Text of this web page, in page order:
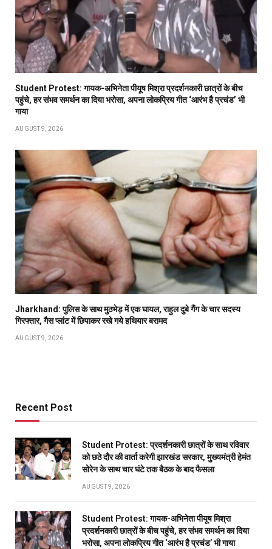
Student Protest: गायक-अभिनेता पीयूष मिश्रा प्रदर्शनकारी छात्रों के बीच
पहुंचे, हर संभव समर्थन का दिया भरोसा, अपना लोकप्रिय गीत ‘आरंभ है प्रचंड’ भी
गाया
AUGUST 9, 2026
Jharkhand: पुलिस के साथ मुठभेड़ में एक घायल, राहुल दुबे गैंग के चार सदस्य
गिरफ्तार, गैस प्लांट में छिपाकर रखे गये हथियार बरामद
AUGUST 9, 2026
Recent Post
Student Protest: प्रदर्शनकारी छात्रों के साथ रविवार
को छठे दौर की वार्ता करेगी झारखंड सरकार, मुख्यमंत्री हेमंत
सोरेन के साथ चार घंटे तक बैठक के बाद फैसला
AUGUST 9, 2026
Student Protest: गायक-अभिनेता पीयूष मिश्रा
प्रदर्शनकारी छात्रों के बीच पहुंचे, हर संभव समर्थन का दिया
भरोसा, अपना लोकप्रिय गीत ‘आरंभ है प्रचंड’ भी गाया